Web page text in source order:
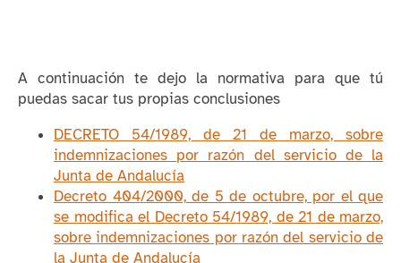
A continuación te dejo la normativa para que tú
puedas sacar tus propias conclusiones
DECRETO 54/1989, de 21 de marzo, sobre
indemnizaciones por razón del servicio de la
Junta de Andalucía
Decreto 404/2000, de 5 de octubre, por el que
se modifica el Decreto 54/1989, de 21 de marzo,
sobre indemnizaciones por razón del servicio de
la Junta de Andalucía